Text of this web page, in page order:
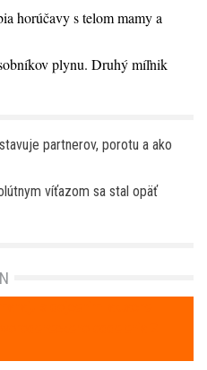
horúčavy s telom mamy a
plynu. Druhý míľnik
partnerov, porotu a ako
víťazom sa stal opäť